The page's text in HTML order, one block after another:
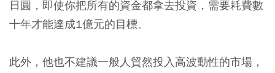
日圓，即使你把所有的資金都拿去投資，需要耗費數
十年才能達成1億元的目標。
此外，他也不建議一般人貿然投入高波動性的市場，